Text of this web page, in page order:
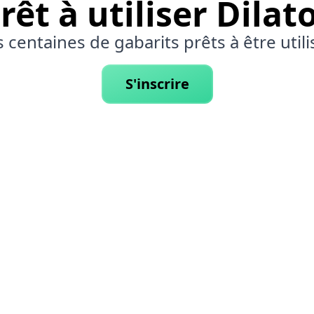
à utiliser
centaines de gabarits prêts à être
S'inscrire